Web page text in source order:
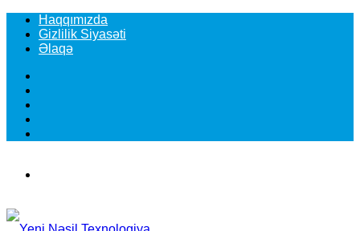
Haqqımızda
Gizlilik Siyasəti
Əlaqə